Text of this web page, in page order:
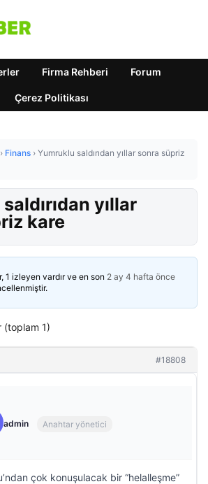
Firma Rehberi Forum
Çerez Politikası
› Finans › Yumruklu saldırıdan yıllar sonra süpriz
yıllar
kare
1 izleyen vardır ve en son 2 ay 4 hafta önce
(toplam 1)
#18808
admin Anahtar yönetici
çok konuşulacak bir “helalleşme”